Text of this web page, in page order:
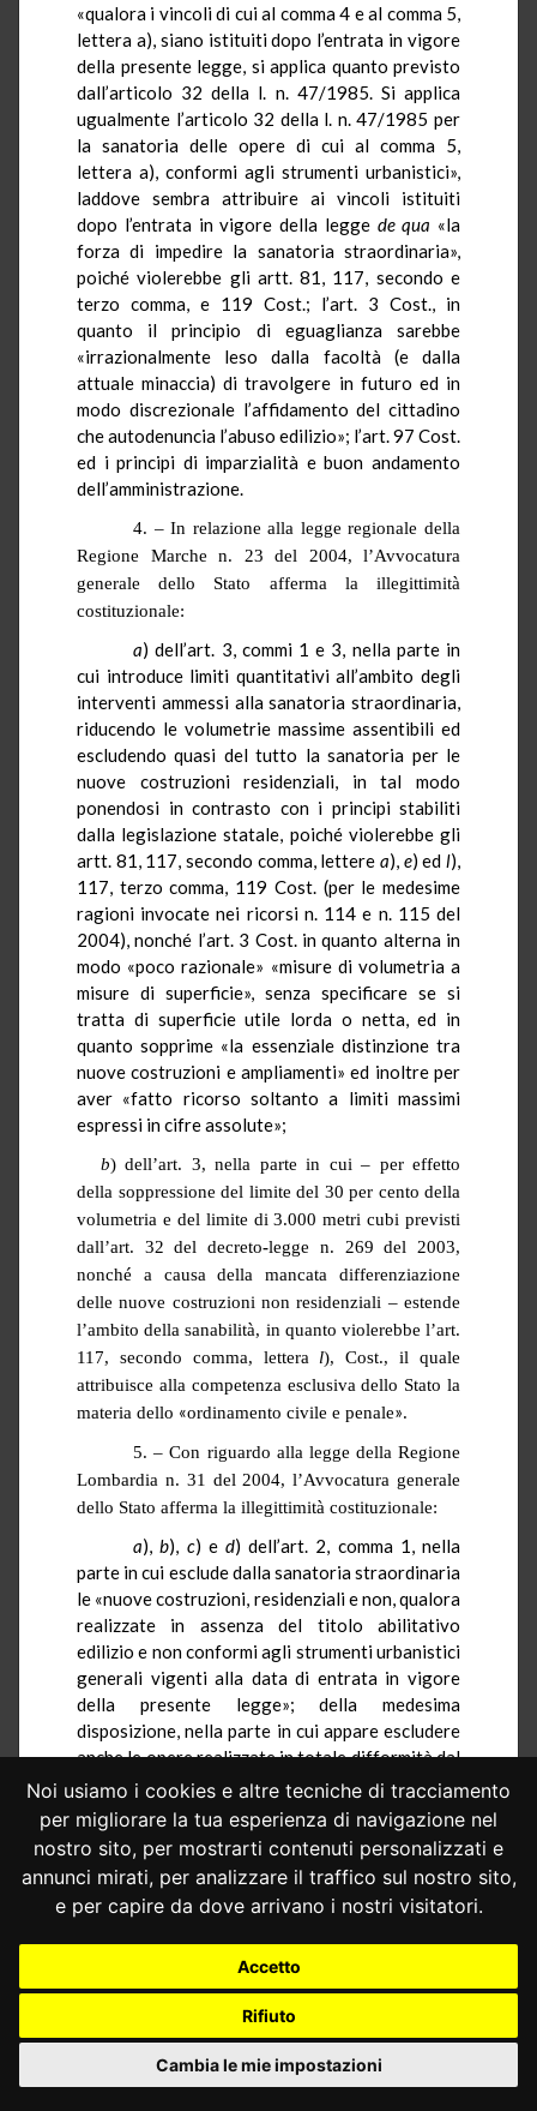
Noi usiamo i cookies e altre tecniche di tracciamento
per migliorare la tua esperienza di navigazione nel
nostro sito, per mostrarti contenuti personalizzati e
annunci mirati, per analizzare il traffico sul nostro sito,
e per capire da dove arrivano i nostri visitatori.
Accetto
Rifiuto
Cambia le mie impostazioni
«qualora i vincoli di cui al comma 4 e al comma 5,
lettera a), siano istituiti dopo l’entrata in vigore
della presente legge, si applica quanto previsto
dall’articolo 32 della l. n. 47/1985. Si applica
ugualmente l’articolo 32 della l. n. 47/1985 per
la sanatoria delle opere di cui al comma 5,
lettera a), conformi agli strumenti urbanistici»,
laddove sembra attribuire ai vincoli istituiti
dopo l’entrata in vigore della legge de qua «la
forza di impedire la sanatoria straordinaria»,
poiché violerebbe gli artt. 81, 117, secondo e
terzo comma, e 119 Cost.; l’art. 3 Cost., in
quanto il principio di eguaglianza sarebbe
«irrazionalmente leso dalla facoltà (e dalla
attuale minaccia) di travolgere in futuro ed in
modo discrezionale l’affidamento del cittadino
che autodenuncia l’abuso edilizio»; l’art. 97 Cost.
ed i principi di imparzialità e buon andamento
dell’amministrazione.
4. – In relazione alla legge regionale della
Regione Marche n. 23 del 2004, l’Avvocatura
generale dello Stato afferma la illegittimità
costituzionale:
a) dell’art. 3, commi 1 e 3, nella parte in
cui introduce limiti quantitativi all’ambito degli
interventi ammessi alla sanatoria straordinaria,
riducendo le volumetrie massime assentibili ed
escludendo quasi del tutto la sanatoria per le
nuove costruzioni residenziali, in tal modo
ponendosi in contrasto con i principi stabiliti
dalla legislazione statale, poiché violerebbe gli
artt. 81, 117, secondo comma, lettere a), e) edl),
117, terzo comma, 119 Cost. (per le medesime
ragioni invocate nei ricorsi n. 114 e n. 115 del
2004), nonché l’art. 3 Cost. in quanto alterna in
modo «poco razionale» «misure di volumetria a
misure di superficie», senza specificare se si
tratta di superficie utile lorda o netta, ed in
quanto sopprime «la essenziale distinzione tra
nuove costruzioni e ampliamenti» ed inoltre per
aver «fatto ricorso soltanto a limiti massimi
espressi in cifre assolute»;
b) dell’art. 3, nella parte in cui – per effetto
della soppressione del limite del 30 per cento della
volumetria e del limite di3.000 metri cubi previsti
dall’art. 32 del decreto-legge n. 269 del 2003,
nonché a causa della mancata differenziazione
delle nuove costruzioni non residenziali – estende
l’ambito della sanabilità, in quanto violerebbe l’art.
117, secondo comma, lettera l), Cost., il quale
attribuisce alla competenza esclusiva dello Stato la
materia dello «ordinamento civile e penale».
5. – Con riguardo alla legge della Regione
Lombardia n. 31 del 2004, l’Avvocatura generale
dello Stato afferma la illegittimità costituzionale:
a),b), c) ed) dell’art. 2, comma 1, nella
parte in cui esclude dalla sanatoria straordinaria
le «nuove costruzioni, residenziali e non, qualora
realizzate in assenza del titolo abilitativo
edilizio e non conformi agli strumenti urbanistici
generali vigenti alla data di entrata in vigore
della presente legge»; della medesima
disposizione, nella parte in cui appare escludere
anche le opere realizzate in totale difformità dal
titolo o con variazioni essenziali; ancora dell’art.
2, comma 1, nella parte in cui riduce – in
relazione agli ampliamenti – i limiti massimi di
volumetria aggiuntiva ammessi a sanatoria
straordinaria, consentendoli solo ove contenuti
entro il «20 per cento della volumetria della
costruzione originaria o, in alternativa, di500
cubi»; dell’art. 2, comma 2, il quale, nello
stabilire che «non sono suscettibili di sanatoria i
mutamenti di destinazione d’uso, qualora
superiori a500 metri cubiper singola unità
immobiliare e non conformi alle previsioni